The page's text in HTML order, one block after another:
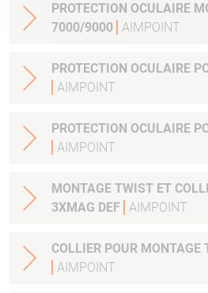
PROTECTION OCULAIRE
7000/9000 AIMPOINT
PROTECTION OCULAIRE
AIMPOINT
PROTECTION OCULAIRE
AIMPOINT
MONTAGE TWIST ET
3XMAG DEF AIMPOINT
COLLIER POUR
AIMPOINT